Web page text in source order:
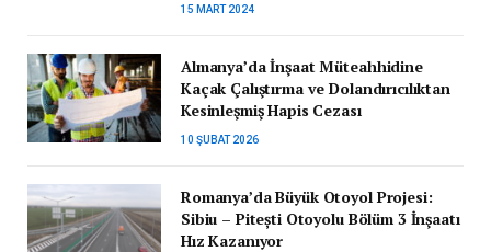
15 MART 2024
Almanya’da İnşaat Müteahhidine
Kaçak Çalıştırma ve Dolandırıcılıktan
Kesinleşmiş Hapis Cezası
10 ŞUBAT 2026
Romanya’da Büyük Otoyol Projesi:
Sibiu – Pitești Otoyolu Bölüm 3 İnşaatı
Hız Kazanıyor